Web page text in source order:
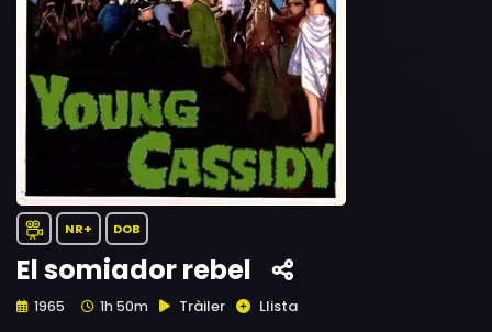
NR+ DOB
El somiador rebel
1965 1h 50m Tràiler Llista